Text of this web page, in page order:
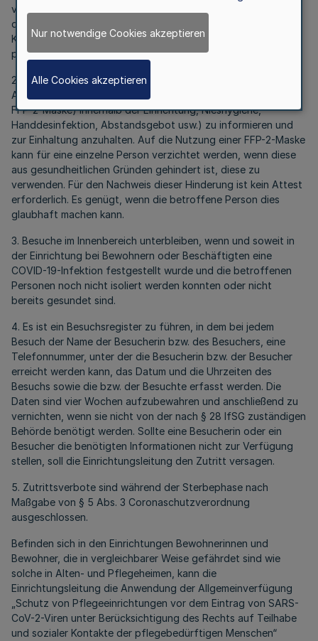
versagen. Der Zutritt ist ebenfalls zu versagen, soweit nach
dem Testkonzept der Einrichtung zusätzlich zum
Kurzscreening ein PoC-Test durchgeführt wird und dieser
positiv ausgefallen ist.
2. Die Besucherinnen und Besucher sind mindestens durch
Aushang über die aktuellen Hygienevorgaben (Tragen einer
FFP-2-Maske) innerhalb der Einrichtung, Nieshygiene,
Handdesinfektion, Abstandsgebot usw.) zu informieren und
zur Einhaltung anzuhalten. Auf die Nutzung einer FFP-2-Maske
kann für eine einzelne Person verzichtet werden, wenn diese
aus gesundheitlichen Gründen gehindert ist, diese zu
verwenden. Für den Nachweis dieser Hinderung ist kein Attest
erforderlich. Es genügt, wenn die betroffene Person dies
glaubhaft machen kann.
3. Besuche im Innenbereich unterbleiben, wenn und soweit in
der Einrichtung bei Bewohnern oder Beschäftigten eine
COVID-19-Infektion festgestellt wurde und die betroffenen
Personen noch nicht isoliert werden konnten oder nicht
bereits gesundet sind.
4. Es ist ein Besuchsregister zu führen, in dem bei jedem
Besuch der Name der Besucherin bzw. des Besuchers, eine
Telefonnummer, unter der die Besucherin bzw. der Besucher
erreicht werden kann, das Datum und die Uhrzeiten des
Besuchs sowie die bzw. der Besuchte erfasst werden. Die
Daten sind vier Wochen aufzubewahren und anschließend zu
vernichten, wenn sie nicht von der nach § 28 IfSG zuständigen
Behörde benötigt werden. Sollte eine Besucherin oder ein
Besucher die benötigten Informationen nicht zur Verfügung
stellen, soll die Einrichtungsleitung den Zutritt versagen.
5. Zutrittsverbote sind während der Sterbephase nach
Maßgabe von § 5 Abs. 3 Coronaschutzverordnung
ausgeschlossen.
Befinden sich in den Einrichtungen Bewohnerinnen und
Bewohner, die in vergleichbarer Weise gefährdet sind wie
solche in Alten- und Pflegeheimen, kann die
Einrichtungsleitung die Anwendung der Allgemeinverfügung
„Schutz von Pflegeeinrichtungen vor dem Eintrag von SARS-
CoV-2-Viren unter Berücksichtigung des Rechts auf Teilhabe
und sozialer Kontakte der pflegebedürftigen Menschen“
Nur notwendige Cookies akzeptieren
Alle Cookies akzeptieren